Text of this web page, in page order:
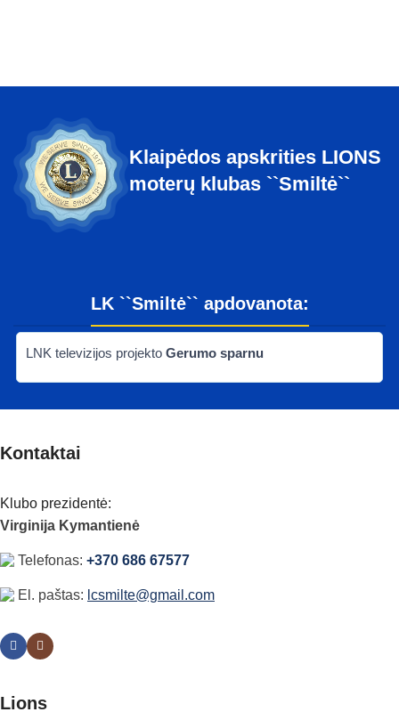
Klaipėdos apskrities LIONS
moterų klubas ``Smiltė``
LK ``Smiltė`` apdovanota:
LNK televizijos projekto Gerumo sparnu
Kontaktai
Klubo prezidentė:
Virginija Kymantienė
Telefonas: +370 686 67577
El. paštas: lcsmilte@gmail.com
Lions